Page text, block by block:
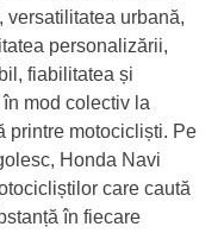
versatilitatea urbană,
personalizării,
fiabilitatea și
mod colectiv la
printre motocicliști. Pe
Honda Navi
care caută
în fiecare